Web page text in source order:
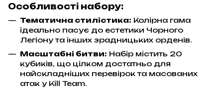
Особливості набору:
Тематична стилістика: Колірна гама
ідеально пасує до естетики Чорного
Легіону та інших зрадницьких орденів.
Масштабні битви: Набір містить 20
кубиків, що цілком достатньо для
найскладніших перевірок та масованих
атак у Kill Team.